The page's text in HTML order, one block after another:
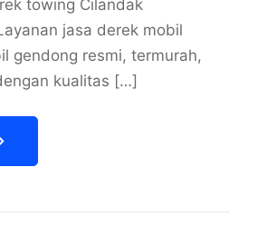
towing Cilandak
jasa derek mobil
gendong resmi, termurah,
kualitas […]